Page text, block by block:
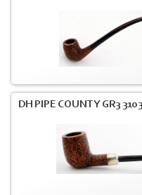
DH PIPE COUNTY GR3